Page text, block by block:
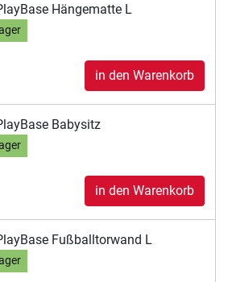
Hängematte L
in den Warenkorb
Babysitz
in den Warenkorb
Fußballtorwand L